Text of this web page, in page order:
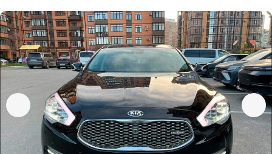
обработку моих Персональных данных